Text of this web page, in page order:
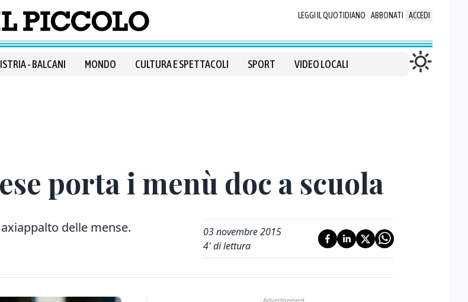
LEGGI IL QUOTIDIANO ABBONATI ACCEDI
ISTRIA - BALCANI MONDO CULTURA E SPETTACOLI SPORT VIDEO LOCALI
porta i menù doc a scuola
delle mense.
03 novembre 2015
4' di lettura